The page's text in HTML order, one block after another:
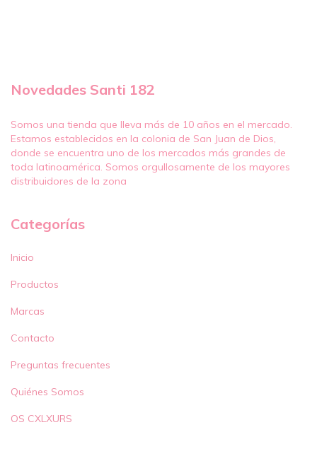
Novedades Santi 182
Somos una tienda que lleva más de 10 años en el mercado.
Estamos establecidos en la colonia de San Juan de Dios,
donde se encuentra uno de los mercados más grandes de
toda latinoamérica. Somos orgullosamente de los mayores
distribuidores de la zona
Categorías
Inicio
Productos
Marcas
Contacto
Preguntas frecuentes
Quiénes Somos
OS CXLXURS